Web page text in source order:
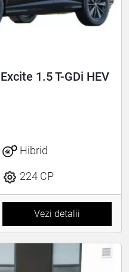
1.5 T-GDi HEV
Hibrid
224 CP
Vezi detalii